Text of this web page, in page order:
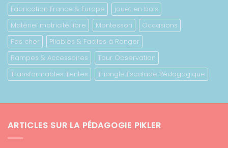
Fabrication France & Europe
jouet en bois
Matériel motricité libre
Montessori
Occasions
Pas cher
Pliables & Faciles à Ranger
Rampes & Accessoires
Tour Observation
Transformables Tentes
Triangle Escalade Pédagogique
ARTICLES SUR LA PÉDAGOGIE PIKLER